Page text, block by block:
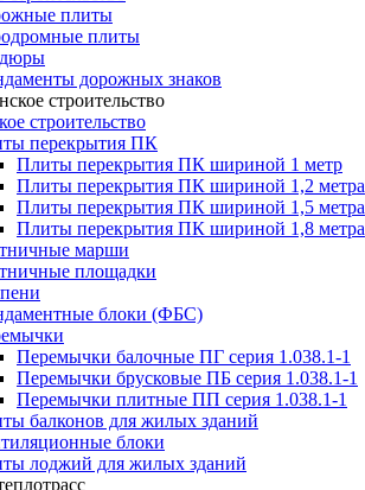
плиты
плиты
дорожных знаков
строительство
перекрытия ПК
Плиты перекрытия ПК шириной 1 метр
Плиты перекрытия ПК шириной 1,2 метра
Плиты перекрытия ПК шириной 1,5 метра
Плиты перекрытия ПК шириной 1,8 метра
марши
площадки
блоки (ФБС)
Перемычки балочные ПГ серия 1.038.1-1
Перемычки брусковые ПБ серия 1.038.1-1
Перемычки плитные ПП серия 1.038.1-1
балконов для жилых зданий
блоки
лоджий для жилых зданий